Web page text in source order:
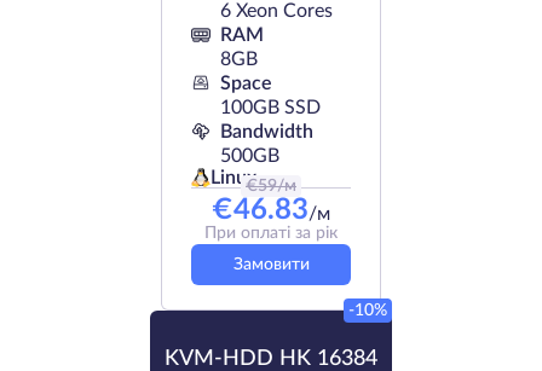
6 Xeon Cores
RAM
8GB
Space
100GB SSD
Bandwidth
500GB
Linux
€59/м
€46.83/м
При оплаті за рік
Замовити
KVM-HDD HK 16384
-10%